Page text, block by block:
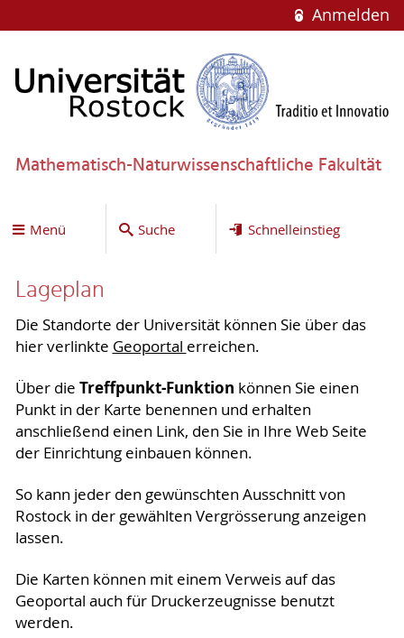
Anmelden
Mathematisch-Naturwissenschaftliche Fakultät
Menü Suche Schnelleinstieg
Lageplan
Die Standorte der Universität können Sie über das
hier verlinkte Geoportal erreichen.
Über die Treffpunkt-Funktion können Sie einen
Punkt in der Karte benennen und erhalten
anschließend einen Link, den Sie in Ihre Web Seite
der Einrichtung einbauen können.
So kann jeder den gewünschten Ausschnitt von
Rostock in der gewählten Vergrösserung anzeigen
lassen.
Die Karten können mit einem Verweis auf das
Geoportal auch für Druckerzeugnisse benutzt
werden.